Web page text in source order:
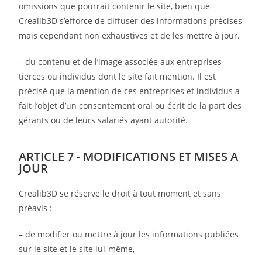
omissions que pourrait contenir le site, bien que
Crealib3D s’efforce de diffuser des informations précises
mais cependant non exhaustives et de les mettre à jour.
– du contenu et de l’image associée aux entreprises
tierces ou individus dont le site fait mention. Il est
précisé que la mention de ces entreprises et individus a
fait l’objet d’un consentement oral ou écrit de la part des
gérants ou de leurs salariés ayant autorité.
ARTICLE 7 - MODIFICATIONS ET MISES A
JOUR
Crealib3D se réserve le droit à tout moment et sans
préavis :
– de modifier ou mettre à jour les informations publiées
sur le site et le site lui-même,